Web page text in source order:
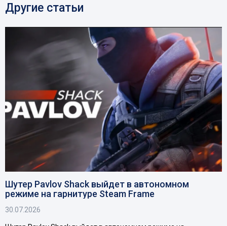
Другие статьи
Шутер Pavlov Shack выйдет в автономном
режиме на гарнитуре Steam Frame
30.07.2026